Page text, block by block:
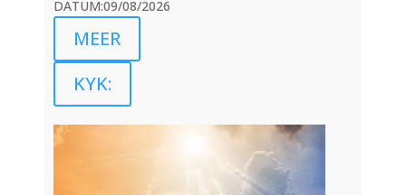
DATUM:09/08/2026
MEER
KYK: